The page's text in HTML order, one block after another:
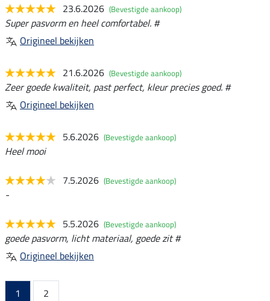
23.6.2026 (Bevestigde aankoop)
Super pasvorm en heel comfortabel. #
Origineel bekijken
21.6.2026 (Bevestigde aankoop)
Zeer goede kwaliteit, past perfect, kleur precies goed. #
Origineel bekijken
5.6.2026 (Bevestigde aankoop)
Heel mooi
7.5.2026 (Bevestigde aankoop)
-
5.5.2026 (Bevestigde aankoop)
goede pasvorm, licht materiaal, goede zit #
Origineel bekijken
1
2